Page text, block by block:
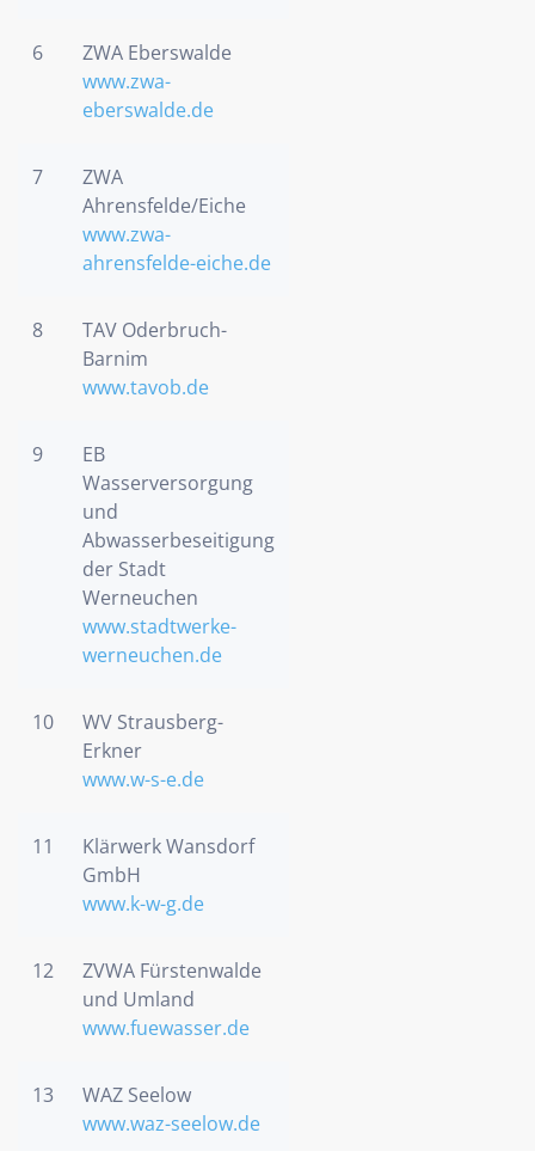
6
ZWA Eberswalde
www.zwa-
eberswalde.de
7
ZWA
Ahrensfelde/Eiche
www.zwa-
ahrensfelde-eiche.de
8
TAV Oderbruch-
Barnim
www.tavob.de
9
EB
Wasserversorgung
und
Abwasserbeseitigung
der Stadt
Werneuchen
www.stadtwerke-
werneuchen.de
10
WV Strausberg-
Erkner
www.w-s-e.de
11
Klärwerk Wansdorf
GmbH
www.k-w-g.de
12
ZVWA Fürstenwalde
und Umland
www.fuewasser.de
13
WAZ Seelow
www.waz-seelow.de